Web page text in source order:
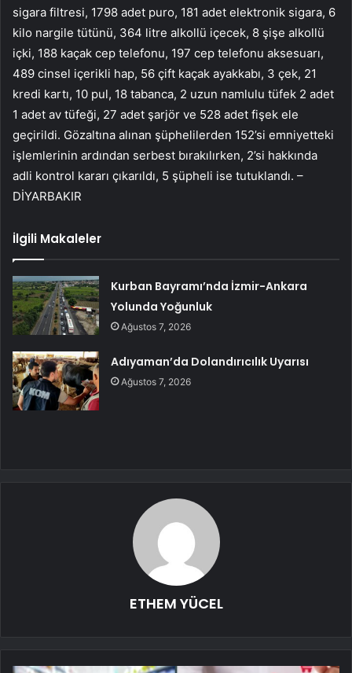
sigara filtresi, 1798 adet puro, 181 adet elektronik sigara, 6
kilo nargile tütünü, 364 litre alkollü içecek, 8 şişe alkollü
içki, 188 kaçak cep telefonu, 197 cep telefonu aksesuarı,
489 cinsel içerikli hap, 56 çift kaçak ayakkabı, 3 çek, 21
kredi kartı, 10 pul, 18 tabanca, 2 uzun namlulu tüfek 2 adet
1 adet av tüfeği, 27 adet şarjör ve 528 adet fişek ele
geçirildi. Gözaltına alınan şüphelilerden 152’si emniyetteki
işlemlerinin ardından serbest bırakılırken, 2’si hakkında
adli kontrol kararı çıkarıldı, 5 şüpheli ise tutuklandı. –
DİYARBAKIR
İlgili Makaleler
Kurban Bayramı’nda İzmir-Ankara
Yolunda Yoğunluk
Ağustos 7, 2026
Adıyaman’da Dolandırıcılık Uyarısı
Ağustos 7, 2026
ETHEM YÜCEL